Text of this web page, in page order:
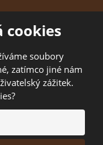
cookies
soubory
zatímco jiné nám
zážitek.
dermatologie, s r.o.
| Kontakty